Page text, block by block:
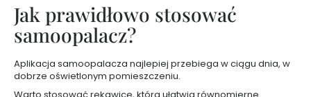
c
p
e
f
u
Jak prawidłowo stosować
samoopalacz?
Aplikacja samoopalacza najlepiej przebiega w ciągu dnia, w
dobrze oświetlonym pomieszczeniu.